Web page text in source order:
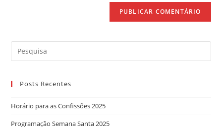
Search
for:
Posts Recentes
Horário para as Confissões 2025
Programação Semana Santa 2025